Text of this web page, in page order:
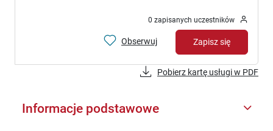
0 zapisanych uczestników
Obserwuj Zapisz się
Pobierz kartę usługi w PDF
Informacje podstawowe